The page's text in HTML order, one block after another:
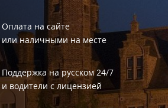
Оплата на сайте
или наличными на месте
Поддержка на русском 24/7
и водители с лицензией